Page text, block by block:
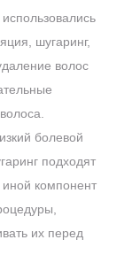
шугаринг,
волос
болевой
подходят
компонент
их перед